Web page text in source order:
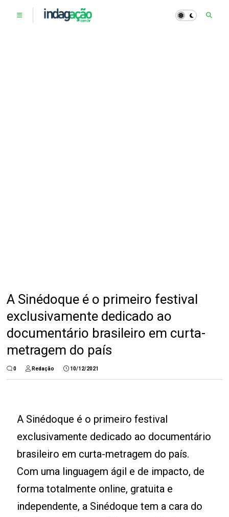
A Sinédoque é o primeiro festival
exclusivamente dedicado ao
documentário brasileiro em curta-
metragem do país
0 Redação 10/12/2021
A Sinédoque é o primeiro festival
exclusivamente dedicado ao documentário
brasileiro em curta-metragem do país.
Com uma linguagem ágil e de impacto, de
forma totalmente online, gratuita e
independente, a Sinédoque tem a cara do